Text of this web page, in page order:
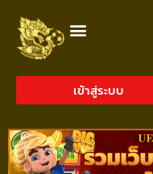
เข้าสู่ระบบ